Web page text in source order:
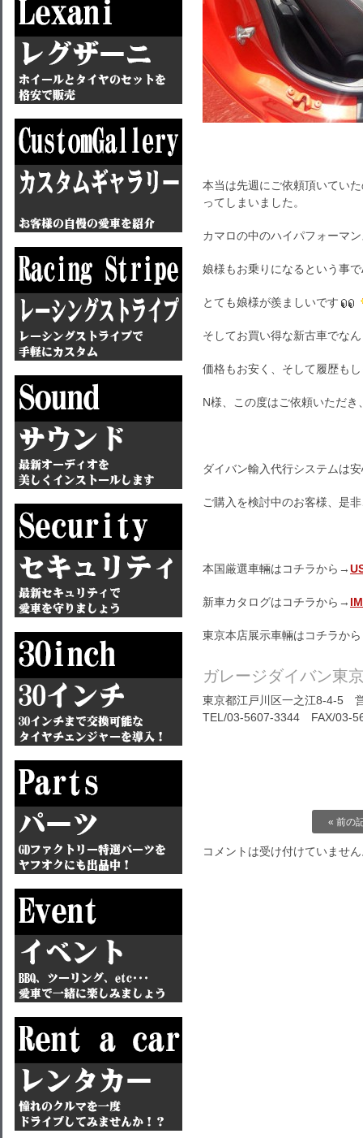
本当は先週にご依頼頂いてい
ってしまいました。
カマロの中のハイパフォーマ
娘様もお乗りになるという事
とても娘様が羨ましいです
そしてお買い得な新古車でな
価格もお安く、そして履歴も
N様、この度はご依頼いただ
ダイバン輸入代行システムは
ご購入を検討中のお客様、是
本国厳選車輛はコチラから→
新車カタログはコチラから→
東京本店展示車輛はコチラか
ガレージダイバン東
東京都江戸川区一之江8-4-5
TEL/03-5607-3344 FAX/03-
« 前の
コメントは受け付けていませ